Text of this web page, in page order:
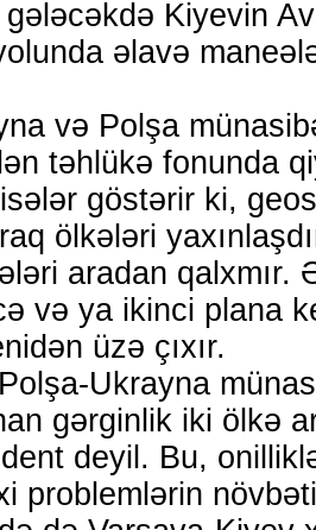
Kiyevin
əlavə
və Polşa
təhlükə fonunda
göstərir ki,
ölkələri
aradan qalxmır.
və ya ikinci plana
üzə çıxır.
Ukrayna
gərginlik iki ölkə
deyil. Bu,
problemlərin